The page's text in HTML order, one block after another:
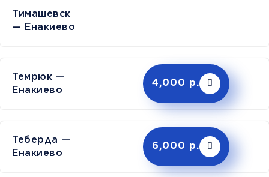
— Енакиево
Темрюк —
Енакиево
4,000 р.
Теберда —
Енакиево
6,000 р.